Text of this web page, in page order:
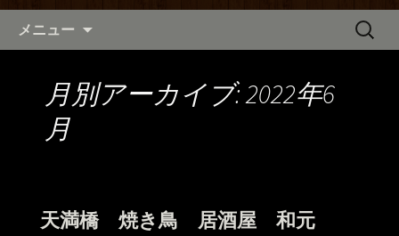
メニュー
検
月別アーカイブ: 2022年6
月
天満橋 焼き鳥 居酒屋 和元